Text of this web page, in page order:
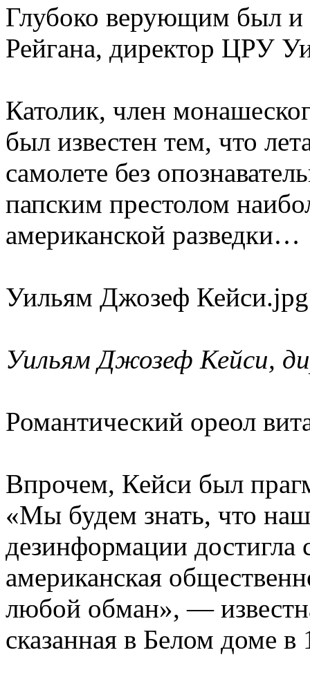
Глубоко верующим был
Рейгана, директор ЦРУ
Католик, член
был известен тем, что
самолете без
папским престолом
американской разведки…
Уильям Джозеф Кейси.jpg
Уильям Джозеф Кейси,
Романтический ореол
Впрочем, Кейси был
«Мы будем знать, что
дезинформации достигла
американская
любой обман», —
сказанная в Белом доме в